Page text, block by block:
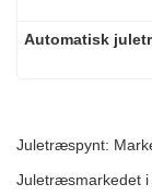
Automatisk